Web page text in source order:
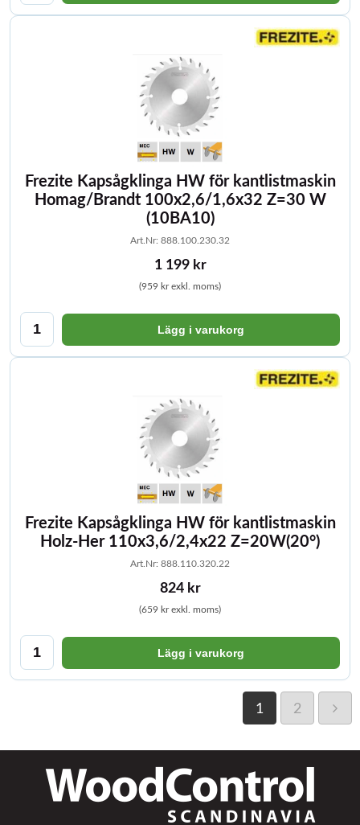
Frezite Kapsågklinga HW för kantlistmaskin
Homag/Brandt 100x2,6/1,6x32 Z=30 W
(10BA10)
Art.Nr: 888.100.230.32
1 199 kr
(959 kr exkl. moms)
Lägg i varukorg
Frezite Kapsågklinga HW för kantlistmaskin
Holz-Her 110x3,6/2,4x22 Z=20W(20°)
Art.Nr: 888.110.320.22
824 kr
(659 kr exkl. moms)
Lägg i varukorg
1 2